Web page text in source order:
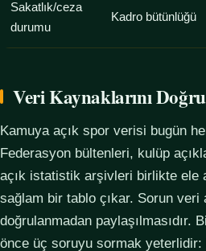
Sakatlık/ceza
durumu
Kadro bütünlüğü
Veri Kaynaklarını
Kamuya açık spor verisi bugün
Federasyon bültenleri, kulüp
açık istatistik arşivleri birlikte ele
sağlam bir tablo çıkar. Sorun veri
doğrulanmadan paylaşılmasıdır.
önce üç soruyu sormak yeterlidir: